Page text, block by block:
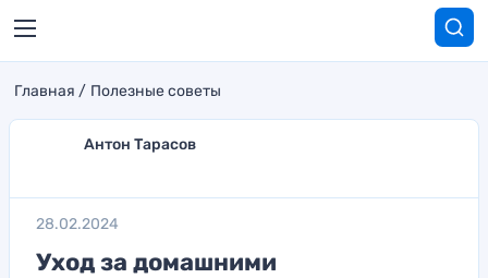
Главная Полезные советы
Антон Тарасов
28.02.2024
Уход за домашними